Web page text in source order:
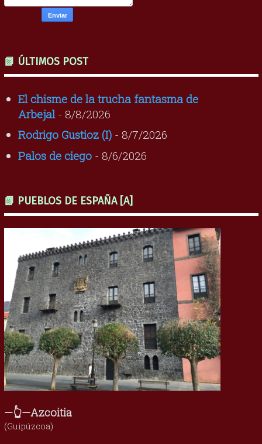
📗 ÚLTIMOS POST
El chisme de la trucha fantasma de
Arbejal- 8/8/2026
Rodrigo Gustioz (I)- 8/7/2026
Palos de ciego- 8/6/2026
📗 PUEBLOS DE ESPAÑA [A]
—👆—Azcoitia
(Guipúzcoa)